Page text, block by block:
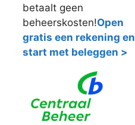
betaalt geen
beheerskosten!Open
gratis een rekening en
start met beleggen >